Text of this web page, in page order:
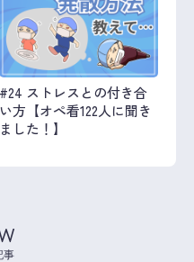
#24 ストレスとの付き合
い方【オペ看122人に聞き
ました！】
事